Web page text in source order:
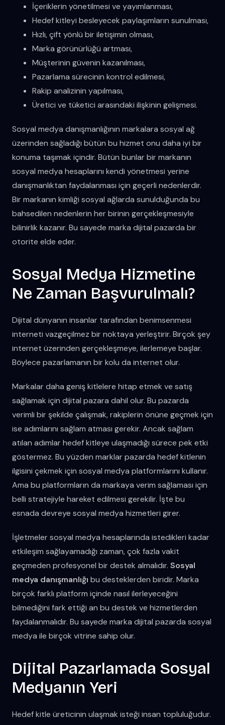
İçeriklerin yönetilmesi ve yayımlanması,
Hedef kitleyi besleyecek paylaşımların sunulması,
Hızlı, çift yönlü bir iletişimin olması,
Marka görünürlüğü artması,
Müşterinin güvenin kazanılması,
Pazarlama sürecinin kontrol edilmesi,
Rakip analizinin yapılması,
Üretici ve tüketici arasındaki ilişkinin gelişmesi.
Sosyal medya danışmanlığının markalara sosyal ağ
üzerinden sağladığı bütün bu hizmet onu daha iyi bir
konuma taşımak içindir. Bütün bunlar bir markanın
sosyal medya hesaplarını kendi yönetmesi yerine
danışmanlıktan faydalanması için geçerli nedenlerdir.
Bir markanın kimliği sosyal ağlarda sunulduğunda bu
bahsedilen nedenlerin her birinin gerçekleşmesiyle
bilinirlik kazanır. Bu sayede marka dijital pazarda bir
otorite elde eder.
Sosyal Medya Hizmetine
Ne Zaman Başvurulmalı?
Dijital dünyanın insanlar tarafından benimsenmesi
interneti vazgeçilmez bir noktaya yerleştirir. Birçok şey
internet üzerinden gerçekleşmeye, ilerlemeye başlar.
Böylece pazarlamanın bir kolu da internet olur.
Markalar daha geniş kitlelere hitap etmek ve satış
sağlamak için dijital pazara dahil olur. Bu pazarda
verimli bir şekilde çalışmak, rakiplerin önüne geçmek için
ise adımlarını sağlam atması gerekir. Ancak sağlam
atılan adımlar hedef kitleye ulaşmadığı sürece pek etki
göstermez. Bu yüzden marklar pazarda hedef kitlenin
ilgisini çekmek için sosyal medya platformlarını kullanır.
Ama bu platformların da markaya verim sağlaması için
belli stratejiyle hareket edilmesi gerekilir. İşte bu
esnada devreye sosyal medya hizmetleri girer.
İşletmeler sosyal medya hesaplarında istedikleri kadar
etkileşim sağlayamadığı zaman, çok fazla vakit
geçmeden profesyonel bir destek almalıdır. Sosyal
medya danışmanlığı bu desteklerden biridir. Marka
birçok farklı platform içinde nasıl ilerleyeceğini
bilmediğini fark ettiği an bu destek ve hizmetlerden
faydalanmalıdır. Bu sayede marka dijital pazarda sosyal
medya ile birçok vitrine sahip olur.
Dijital Pazarlamada Sosyal
Medyanın Yeri
Hedef kitle üreticinin ulaşmak isteği insan topluluğudur.